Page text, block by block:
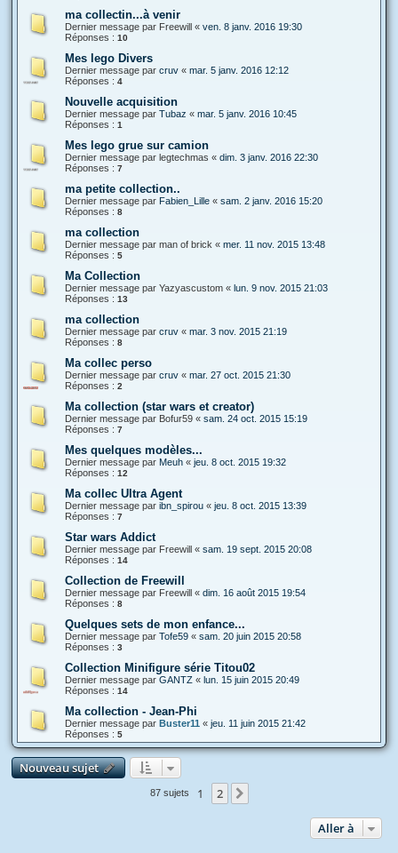
ma collectin...à venir
Dernier message par Freewill « ven. 8 janv. 2016 19:30
Réponses : 10
Mes lego Divers
Dernier message par cruv « mar. 5 janv. 2016 12:12
Réponses : 4
Nouvelle acquisition
Dernier message par Tubaz « mar. 5 janv. 2016 10:45
Réponses : 1
Mes lego grue sur camion
Dernier message par legtechmas « dim. 3 janv. 2016 22:30
Réponses : 7
ma petite collection..
Dernier message par Fabien_Lille « sam. 2 janv. 2016 15:20
Réponses : 8
ma collection
Dernier message par man of brick « mer. 11 nov. 2015 13:48
Réponses : 5
Ma Collection
Dernier message par Yazyascustom « lun. 9 nov. 2015 21:03
Réponses : 13
ma collection
Dernier message par cruv « mar. 3 nov. 2015 21:19
Réponses : 8
Ma collec perso
Dernier message par cruv « mar. 27 oct. 2015 21:30
Réponses : 2
Ma collection (star wars et creator)
Dernier message par Bofur59 « sam. 24 oct. 2015 15:19
Réponses : 7
Mes quelques modèles...
Dernier message par Meuh « jeu. 8 oct. 2015 19:32
Réponses : 12
Ma collec Ultra Agent
Dernier message par ibn_spirou « jeu. 8 oct. 2015 13:39
Réponses : 7
Star wars Addict
Dernier message par Freewill « sam. 19 sept. 2015 20:08
Réponses : 14
Collection de Freewill
Dernier message par Freewill « dim. 16 août 2015 19:54
Réponses : 8
Quelques sets de mon enfance...
Dernier message par Tofe59 « sam. 20 juin 2015 20:58
Réponses : 3
Collection Minifigure série Titou02
Dernier message par GANTZ « lun. 15 juin 2015 20:49
Réponses : 14
Ma collection - Jean-Phi
Dernier message par Buster11 « jeu. 11 juin 2015 21:42
Réponses : 5
Nouveau sujet
87 sujets 1 2
Aller à